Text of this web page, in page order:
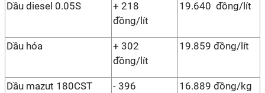
Dầu diesel 0.05S
+ 218
đồng/lít
19.640 đồng/lít
Dầu hỏa
+ 302
đồng/lít
19.859 đồng/lít
Dầu mazut 180CST - 396 16.889 đồng/kg